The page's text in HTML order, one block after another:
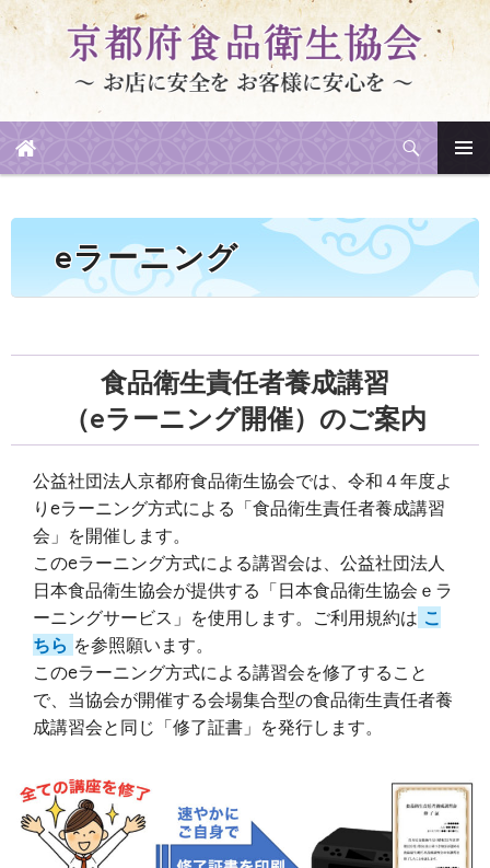
索
メニュ
ン
ツ
ス
eラーニング
食品衛生責任者養成講習
（eラーニング開催） のご案内
公益社団法人京都府食品衛生協会では、令和４年度よ
りeラーニング方式による「食品衛生責任者養成講習
会」を開催します。
このeラーニング方式による講習会は、公益社団法人
日本食品衛生協会が提供する「日本食品衛生協会ｅラ
ーニングサービス」を使用します。ご利用規約は こ
ちら を参照願います。
このeラーニング方式による講習会を修了すること
で、当協会が開催する会場集合型の食品衛生責任者養
成講習会と同じ「修了証書」を発行します。